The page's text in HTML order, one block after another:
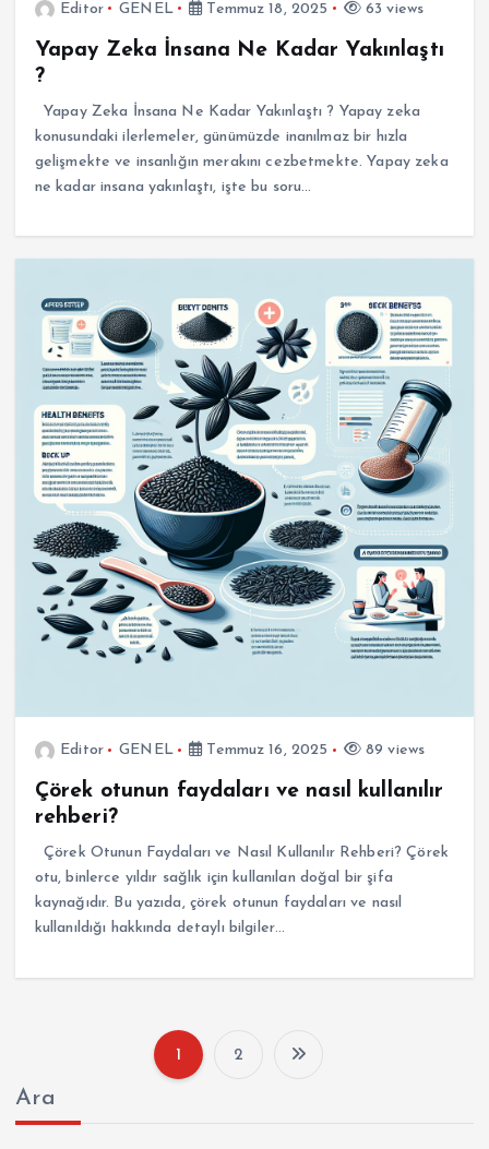
Editor GENEL Temmuz 18, 2025 63 views
Yapay Zeka İnsana Ne Kadar Yakınlaştı
?
Yapay Zeka İnsana Ne Kadar Yakınlaştı ? Yapay zeka
konusundaki ilerlemeler, günümüzde inanılmaz bir hızla
gelişmekte ve insanlığın merakını cezbetmekte. Yapay zeka
ne kadar insana yakınlaştı, işte bu soru…
Editor GENEL Temmuz 16, 2025 89 views
Çörek otunun faydaları ve nasıl kullanılır
rehberi?
Çörek Otunun Faydaları ve Nasıl Kullanılır Rehberi? Çörek
otu, binlerce yıldır sağlık için kullanılan doğal bir şifa
kaynağıdır. Bu yazıda, çörek otunun faydaları ve nasıl
kullanıldığı hakkında detaylı bilgiler…
1 2
Ara